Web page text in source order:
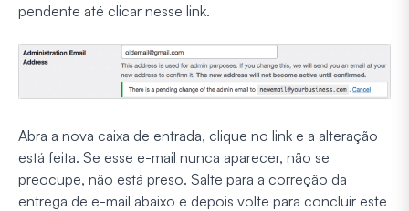
pendente até clicar nesse link.
Abra a nova caixa de entrada, clique no link e a alteração
está feita. Se esse e-mail nunca aparecer, não se
preocupe, não está preso. Salte para a correção da
entrega de e-mail abaixo e depois volte para concluir este